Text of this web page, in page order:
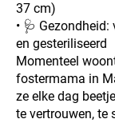
37 cm)
• 🩺
en gesteriliseerd
Momenteel
fostermama in
ze elke dag
te vertrouwen, te